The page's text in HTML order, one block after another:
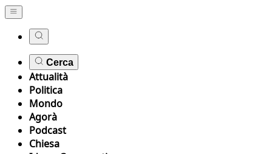
Cerca
Attualità
Politica
Mondo
Agorà
Podcast
Chiesa